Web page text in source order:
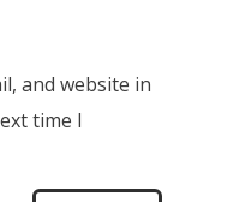
and website in
time I